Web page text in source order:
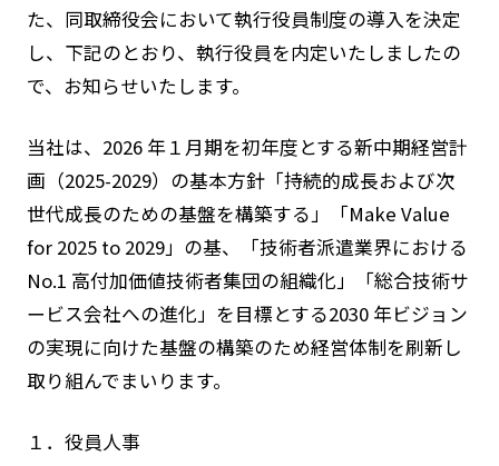
た、同取締役会において執行役員制度の導入を決定
し、下記のとおり、執行役員を内定いたしましたの
で、お知らせいたします。
当社は、2026 年１月期を初年度とする新中期経営計
画（2025-2029）の基本方針「持続的成長および次
世代成長のための基盤を構築する」「Make Value
for 2025 to 2029」の基、「技術者派遣業界における
No.1 高付加価値技術者集団の組織化」「総合技術サ
ービス会社への進化」を目標とする2030 年ビジョン
の実現に向けた基盤の構築のため経営体制を刷新し
取り組んでまいります。
１．役員人事